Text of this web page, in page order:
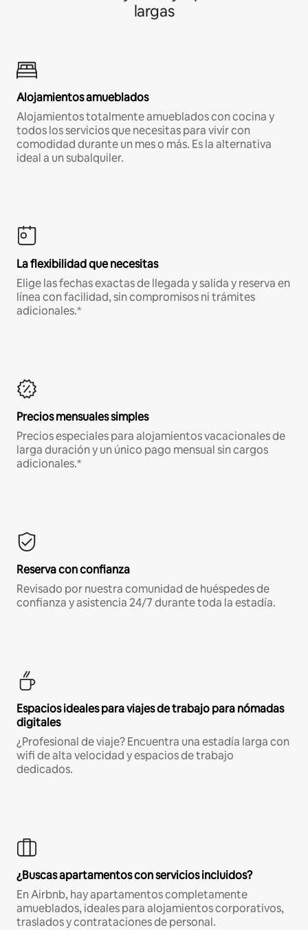
largas
Alojamientos amueblados
Alojamientos totalmente amueblados con cocina y
todos los servicios que necesitas para vivir con
comodidad durante un mes o más. Es la alternativa
ideal a un subalquiler.
La flexibilidad que necesitas
Elige las fechas exactas de llegada y salida y reserva en
línea con facilidad, sin compromisos ni trámites
adicionales.*
Precios mensuales simples
Precios especiales para alojamientos vacacionales de
larga duración y un único pago mensual sin cargos
adicionales.*
Reserva con confianza
Revisado por nuestra comunidad de huéspedes de
confianza y asistencia 24/7 durante toda la estadía.
Espacios ideales para viajes de trabajo para nómadas
digitales
¿Profesional de viaje? Encuentra una estadía larga con
wifi de alta velocidad y espacios de trabajo
dedicados.
¿Buscas apartamentos con servicios incluidos?
En Airbnb, hay apartamentos completamente
amueblados, ideales para alojamientos corporativos,
traslados y contrataciones de personal.